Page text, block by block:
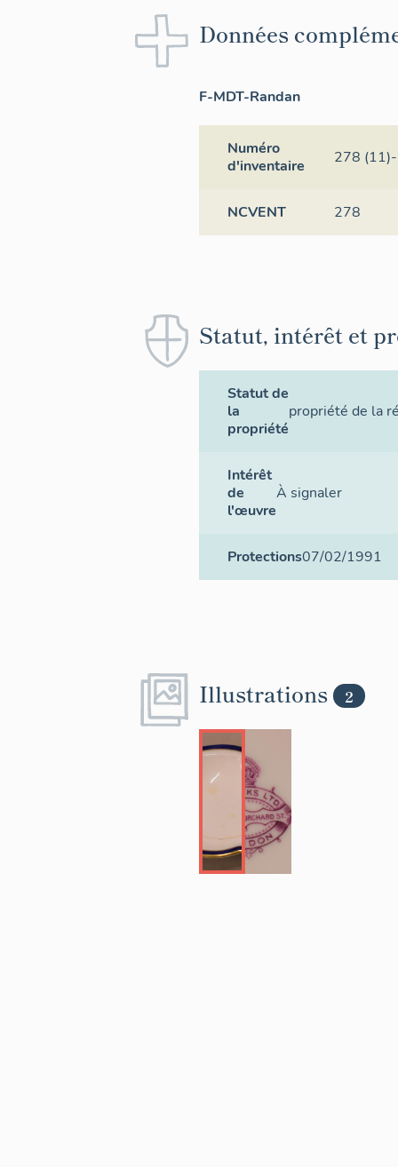
Données
F-MDT-Randan
Numéro
d'inventaire
278
NCVENT 278
Statut, intérêt et
Statut de
la
propriété
propriété de la
Intérêt
de
l'œuvre
À signaler
Protections07/02/1991
Illustrations 2